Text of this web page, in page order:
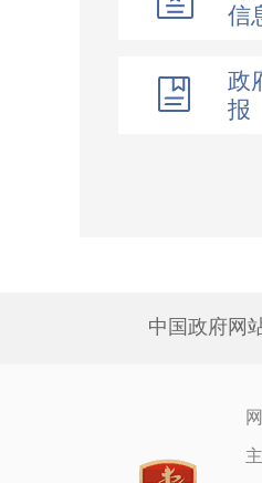
信
政
中国政府网